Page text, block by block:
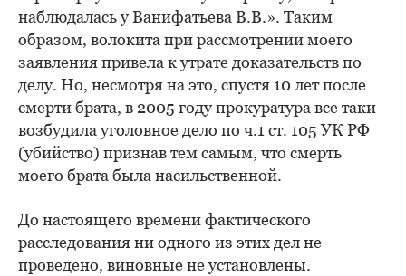
наблюдалась у Ванифатьева В.В.». Таким
образом, волокита при рассмотрении моего
заявления привела к утрате доказательств по
делу. Но, несмотря на это, спустя 10 лет после
смерти брата, в 2005 году прокуратура все таки
возбудила уголовное дело по ч.1 ст. 105 УК РФ
(убийство) признав тем самым, что смерть
моего брата была насильственной.
До настоящего времени фактического
расследования ни одного из этих дел не
проведено, виновные не установлены.